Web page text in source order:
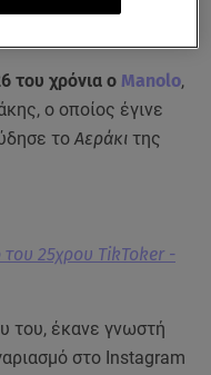
του χρόνια ο Manolo,
ο οποίος έγινε
τοΑεράκι της
25χρου TikToker -
του, έκανε γνωστή
στο Instagram